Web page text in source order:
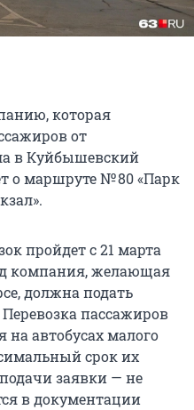
которая
от
в Куйбышевский
о маршруте № 80 «Парк
пройдет с 21 марта
компания, желающая
должна подать
пассажиров
на автобусах малого
срок их
заявки — не
в документации